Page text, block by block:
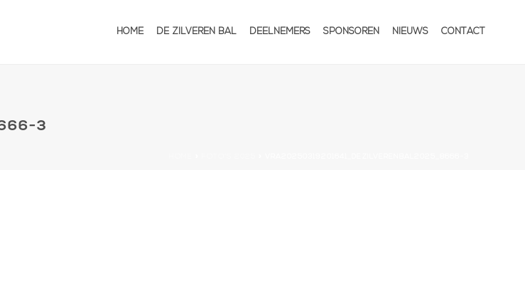
HOME DE ZILVEREN BAL DEELNEMERS SPONSOREN NIEUWS CONTACT
3